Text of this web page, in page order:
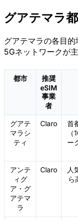
グアテマラ
グアテマラの各目
5Gネットワークが
都市
推奨
eSIM
事業
者
グアテ
マラシ
ティ
Claro
首
ー
アンテ
ィグ
ア・グ
アテマ
ラ
Claro
人
ら